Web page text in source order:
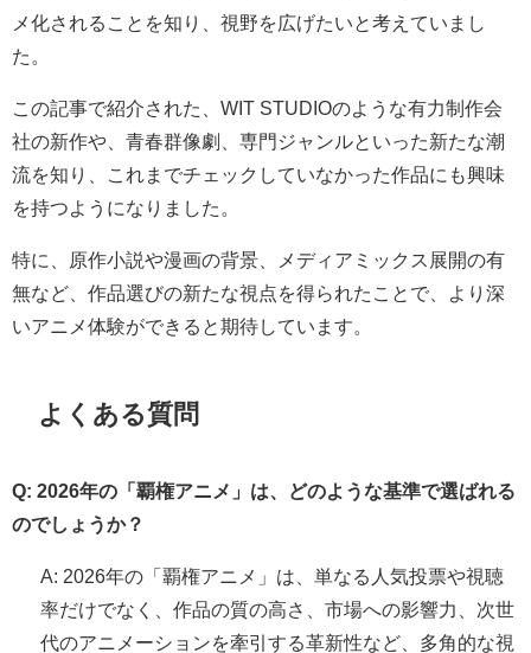
メ化されることを知り、視野を広げたいと考えていまし
た。
この記事で紹介された、WIT STUDIOのような有力制作会
社の新作や、青春群像劇、専門ジャンルといった新たな潮
流を知り、これまでチェックしていなかった作品にも興味
を持つようになりました。
特に、原作小説や漫画の背景、メディアミックス展開の有
無など、作品選びの新たな視点を得られたことで、より深
いアニメ体験ができると期待しています。
よくある質問
Q: 2026年の「覇権アニメ」は、どのような基準で選ばれる
のでしょうか？
A: 2026年の「覇権アニメ」は、単なる人気投票や視聴
率だけでなく、作品の質の高さ、市場への影響力、次世
代のアニメーションを牽引する革新性など、多角的な視